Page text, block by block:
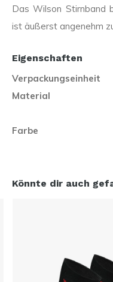
Das Wilson Stirnband
ist äußerst angenehm
Eigenschaften
Verpackungseinheit
Material
Farbe
Könnte dir auch